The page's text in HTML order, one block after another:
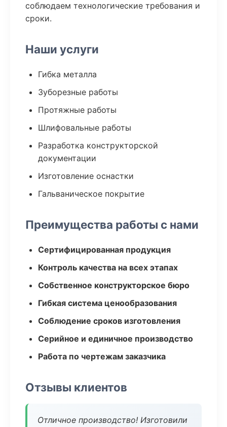
соблюдаем технологические требования и
сроки.
Наши услуги
Гибка металла
Зуборезные работы
Протяжные работы
Шлифовальные работы
Разработка конструкторской
документации
Изготовление оснастки
Гальваническое покрытие
Преимущества работы с нами
Сертифицированная продукция
Контроль качества на всех этапах
Собственное конструкторское бюро
Гибкая система ценообразования
Соблюдение сроков изготовления
Серийное и единичное производство
Работа по чертежам заказчика
Отзывы клиентов
Отличное производство! Изготовили